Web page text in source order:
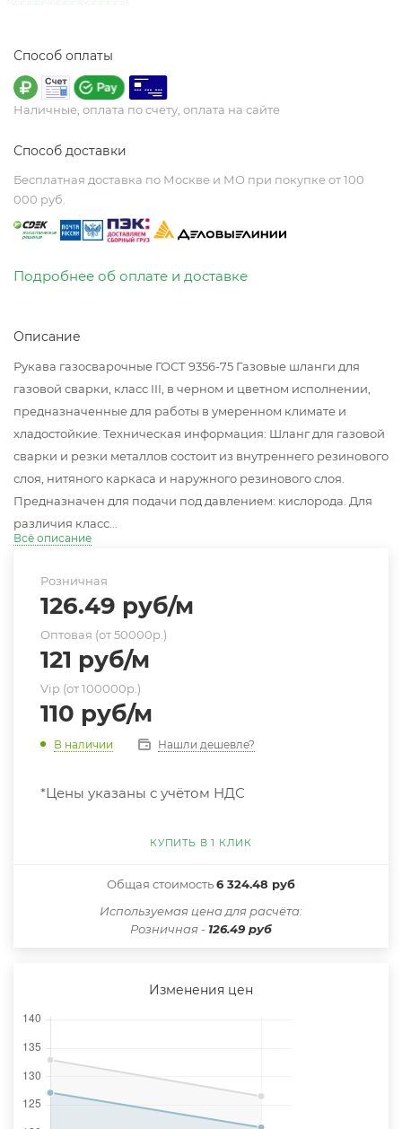
Способ оплаты
Наличные, оплата по счету, оплата на сайте
Способ доставки
Бесплатная доставка по Москве и МО при покупке от 100
000 руб.
Подробнее об оплате и доставке
Описание
Рукава газосварочные ГОСТ 9356-75 Газовые шланги для
газовой сварки, класс III, в черном и цветном исполнении,
предназначенные для работы в умеренном климате и
хладостойкие. Техническая информация: Шланг для газовой
сварки и резки металлов состоит из внутреннего резинового
слоя, нитяного каркаса и наружного резинового слоя.
Предназначен для подачи под давлением: кислорода. Для
различия класс...
Всё описание
Розничная
126.49 руб/м
Оптовая (от 50000р.)
121 руб/м
Vip (от 100000р.)
110 руб/м
В наличии Нашли дешевле?
*Цены указаны с учётом НДС
КУПИТЬ В 1 КЛИК
Общая стоимость6 324.48 руб
Иcпользуемая цена для расчёта:
Розничная - 126.49 руб
Изменения цен